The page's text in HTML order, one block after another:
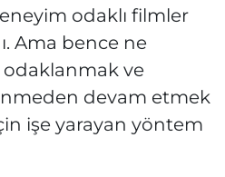
odaklı filmler
Ama bence ne
ve
devam etmek
işe yarayan yöntem